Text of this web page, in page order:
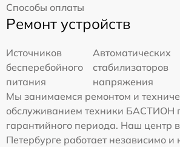
Способы оплаты
Ремонт устройств
Источников
бесперебойного
питания
Автоматических
стабилизаторов
напряжения
Мы занимаемся ремонтом и
обслуживанием техники БАСТИОН
гарантийного периода. Наш центр
Петербурге работает независимо и